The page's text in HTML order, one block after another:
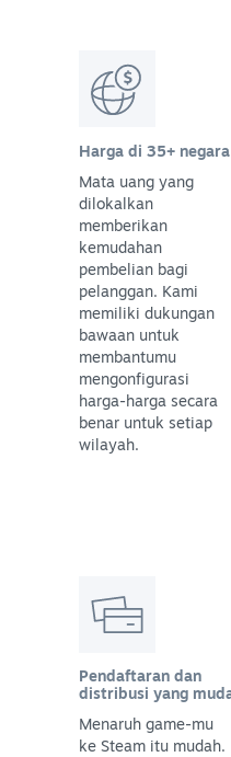
Harga di 35+ negara
Mata uang yang
dilokalkan
memberikan
kemudahan
pembelian bagi
pelanggan. Kami
memiliki dukungan
bawaan untuk
membantumu
mengonfigurasi
harga-harga secara
benar untuk setiap
wilayah.
Pendaftaran dan
distribusi yang
Menaruh game-mu
ke Steam itu mudah.